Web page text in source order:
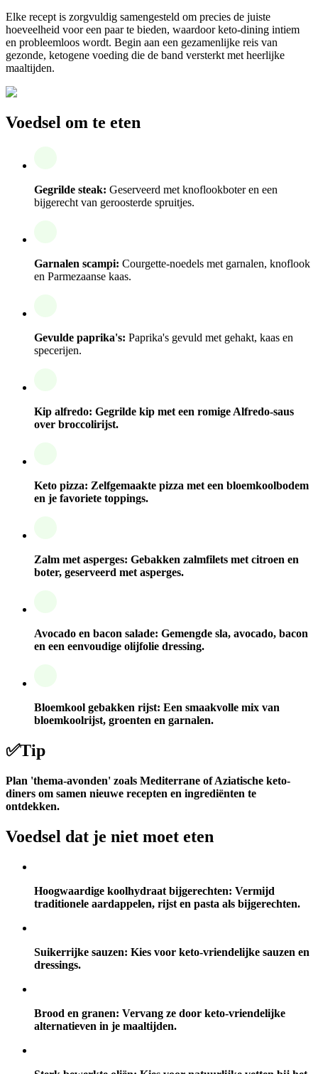
Elke recept is zorgvuldig samengesteld om precies de juiste
hoeveelheid voor een paar te bieden, waardoor keto-dining intiem
en probleemloos wordt. Begin aan een gezamenlijke reis van
gezonde, ketogene voeding die de band versterkt met heerlijke
maaltijden.
Voedsel om te eten
Gegrilde steak: Geserveerd met knoflookboter en een
bijgerecht van geroosterde spruitjes.
Garnalen scampi: Courgette-noedels met garnalen, knoflook
en Parmezaanse kaas.
Gevulde paprika's: Paprika's gevuld met gehakt, kaas en
specerijen.
Kip alfredo: Gegrilde kip met een romige Alfredo-saus
over broccolirijst.
Keto pizza: Zelfgemaakte pizza met een bloemkoolbodem
en je favoriete toppings.
Zalm met asperges: Gebakken zalmfilets met citroen en
boter, geserveerd met asperges.
Avocado en bacon salade: Gemengde sla, avocado, bacon
en een eenvoudige olijfolie dressing.
Bloemkool gebakken rijst: Een smaakvolle mix van
bloemkoolrijst, groenten en garnalen.
✅Tip
Plan 'thema-avonden' zoals Mediterrane of Aziatische keto-
diners om samen nieuwe recepten en ingrediënten te
ontdekken.
Voedsel dat je niet moet eten
Hoogwaardige koolhydraat bijgerechten: Vermijd
traditionele aardappelen, rijst en pasta als bijgerechten.
Suikerrijke sauzen: Kies voor keto-vriendelijke sauzen en
dressings.
Brood en granen: Vervang ze door keto-vriendelijke
alternatieven in je maaltijden.